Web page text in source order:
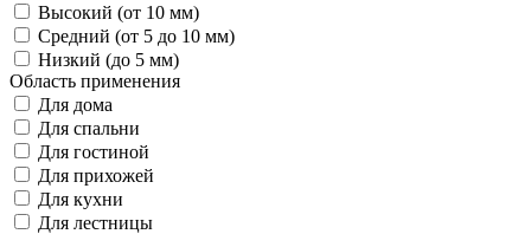
Высокий (от 10 мм)
Средний (от 5 до 10 мм)
Низкий (до 5 мм)
Область применения
Для дома
Для спальни
Для гостиной
Для прихожей
Для кухни
Для лестницы